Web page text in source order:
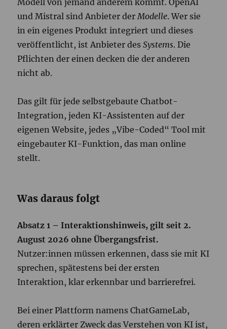
Modell von jemand anderem kommt. OpenAI
und Mistral sind Anbieter derModelle. Wer sie
in ein eigenes Produkt integriert und dieses
veröffentlicht, ist Anbieter desSystems. Die
Pflichten der einen decken die der anderen
nicht ab.
Das gilt für jede selbstgebaute Chatbot-
Integration, jeden KI-Assistenten auf der
eigenen Website, jedes „Vibe-Coded“ Tool mit
eingebauter KI-Funktion, das man online
stellt.
Was daraus folgt
Absatz 1 – Interaktionshinweis, gilt seit 2.
August 2026 ohne Übergangsfrist.
Nutzer:innen müssen erkennen, dass sie mit KI
sprechen, spätestens bei der ersten
Interaktion, klar erkennbar und barrierefrei.
Bei einer Plattform namens ChatGameLab,
deren erklärter Zweck das Verstehen von KI ist,